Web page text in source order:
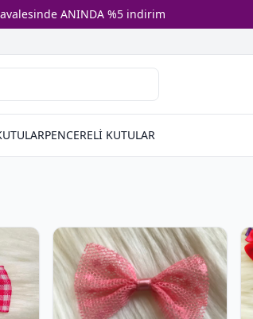
ANINDA %5 indirim
PENCERELİ KUTULAR